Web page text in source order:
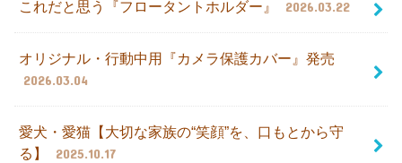
これだと思う『フロータントホルダー』 2026.03.22
オリジナル・行動中用『カメラ保護カバー』発売
2026.03.04
愛犬・愛猫【大切な家族の“笑顔”を、口もとから守
る】
2025.10.17